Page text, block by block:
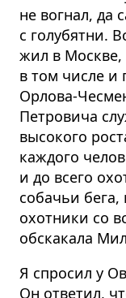
не вогнал, да
с голубятни.
жил в Москве,
в том числе и
Орлова-
Петровича
высокого
каждого
и до всего
собачьи
охотники со
обскакала
Я спросил у
Он ответил,